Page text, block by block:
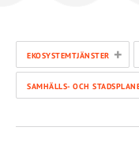
EKOSYSTEMTJÄNSTER +
SAMHÄLLS- OCH